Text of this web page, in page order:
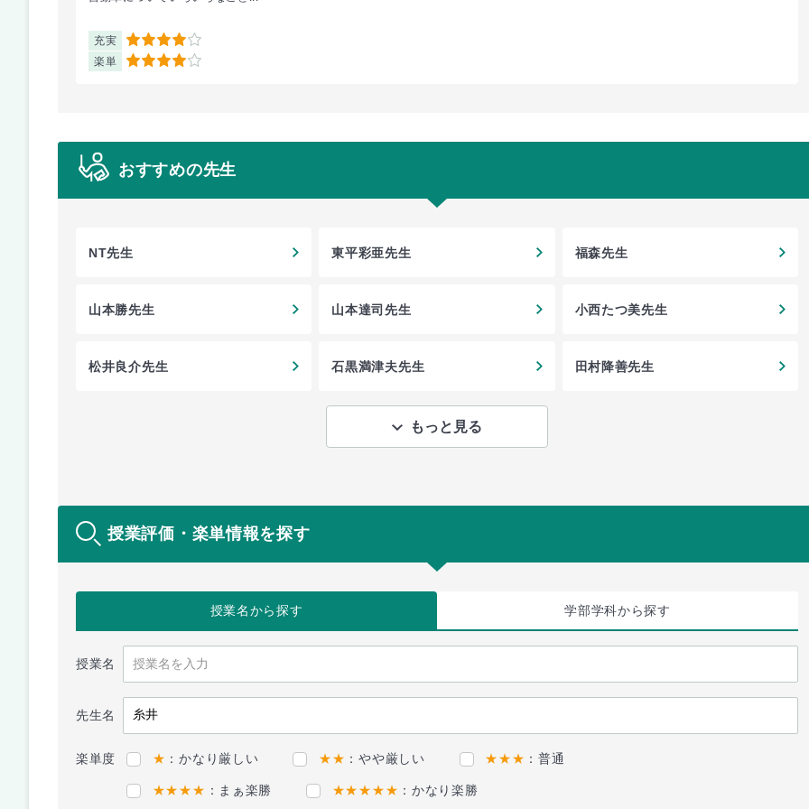
充実 4
楽単 4
おすすめの先生
NT先生 東平彩亜先生 福森先生
山本勝先生 山本達司先生 小西たつ美先生
松井良介先生 石黒満津夫先生 田村降善先生
もっと見る
授業評価・楽単情報を探す
授業名から探す 学部学科から探す
授業名
先生名
楽単度 ★ ：かなり厳しい ★★ ：やや厳しい ★★★ ：普通
★★★★ ：まぁ楽勝 ★★★★★ ：かなり楽勝